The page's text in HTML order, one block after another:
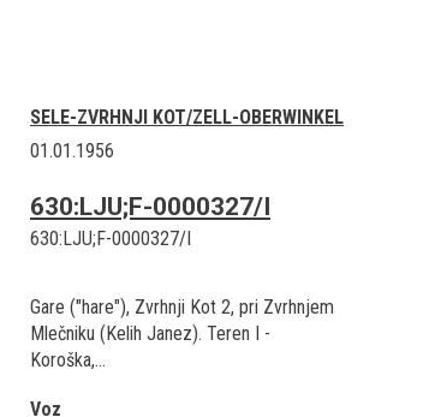
SELE-ZVRHNJI KOT/ZELL-OBERWINKEL
01.01.1956
630:LJU;F-0000327/I
630:LJU;F-0000327/I
Gare ("hare"), Zvrhnji Kot 2, pri Zvrhnjem
Mlečniku (Kelih Janez). Teren I -
Koroška,...
Voz